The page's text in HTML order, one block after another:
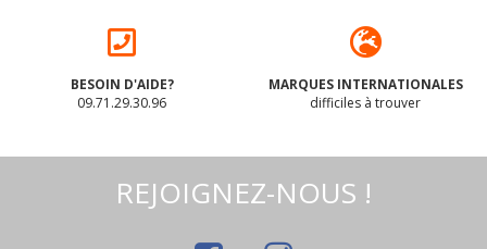
BESOIN D'AIDE?
09.71.29.30.96
MARQUES INTERNATIONALES
difficiles à trouver
REJOIGNEZ-NOUS !